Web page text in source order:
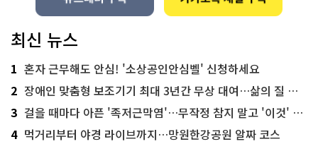
최신 뉴스
1 혼자 근무해도 안심! '소상공인안심벨' 신청하세요
2 장애인 맞춤형 보조기기 최대 3년간 무상 대여…삶의 질 높인다
3 걸을 때마다 아픈 '족저근막염'…무작정 참지 말고 '이것' 해보세요!
4 먹거리부터 야경 라이브까지…망원한강공원 알짜 코스